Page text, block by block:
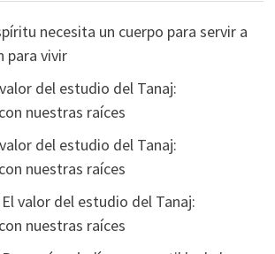
necesita un cuerpo para servir a
para vivir
del estudio del Tanaj:
nuestras raíces
del estudio del Tanaj:
nuestras raíces
El valor del estudio del Tanaj:
nuestras raíces